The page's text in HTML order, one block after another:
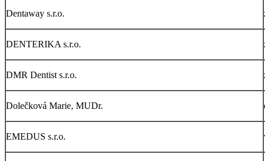
Dentaway s.r.o.
DENTERIKA s.r.o.
DMR Dentist s.r.o.
Dolečková Marie, MUDr.
EMEDUS s.r.o.